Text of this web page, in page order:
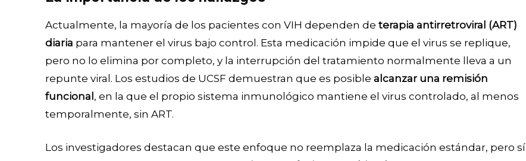
Actualmente, la mayoría de los pacientes con VIH dependen de terapia antirretroviral (ART)
diaria para mantener el virus bajo control. Esta medicación impide que el virus se replique,
pero no lo elimina por completo, y la interrupción del tratamiento normalmente lleva a un
repunte viral. Los estudios de UCSF demuestran que es posible alcanzar una remisión
funcional, en la que el propio sistema inmunológico mantiene el virus controlado, al menos
temporalmente, sin ART.
Los investigadores destacan que este enfoque no reemplaza la medicación estándar, pero sí